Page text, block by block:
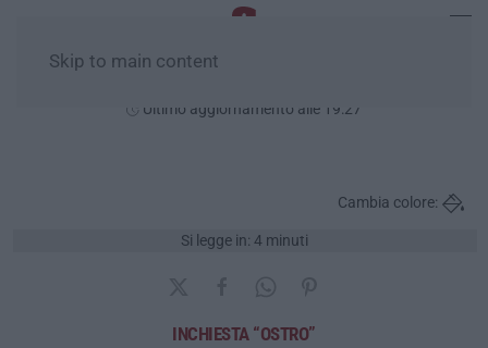
Skip to main content
Ultimo aggiornamento alle 19:27
Si legge in: 4 minuti
Cambia colore:
INCHIESTA “OSTRO”